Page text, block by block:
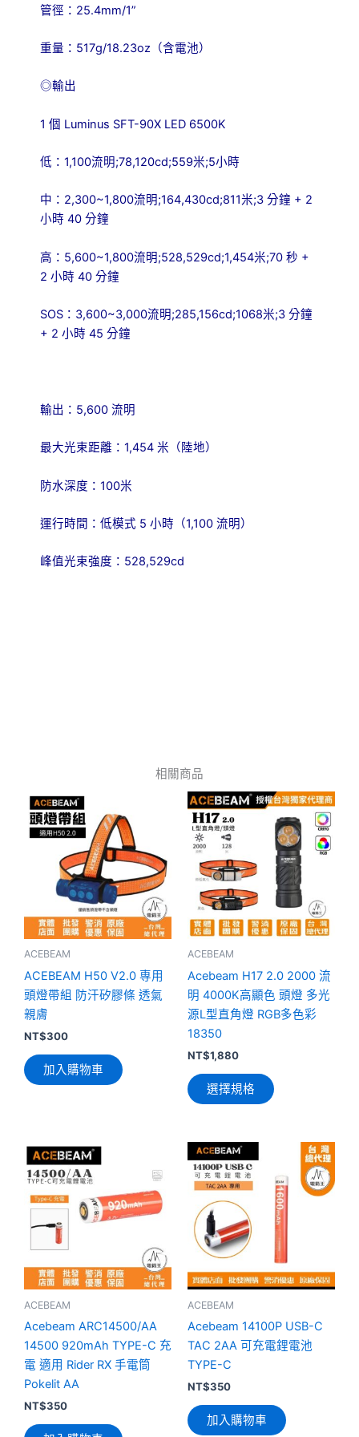
管徑： 25.4mm/1”
重量： 517g/18.23oz （含電池）
◎輸出
1 個 Luminus SFT-90X LED 6500K
低： 1,100流明;78,120cd;559米;5小時
中： 2,300~1,800流明;164,430cd;811米;3 分鐘 + 2
小時 40 分鐘
高： 5,600~1,800流明;528,529cd;1,454米;70 秒 +
2 小時 40 分鐘
SOS ： 3,600~3,000流明;285,156cd;1068米;3 分鐘
+ 2 小時 45 分鐘
輸出： 5,600 流明
最大光束距離： 1,454 米（陸地）
防水深度： 100米
運行時間：低模式 5 小時（1,100 流明）
峰值光束強度： 528,529cd
相關商品
ACEBEAM
ACEBEAM H50 V2.0 専用
頭燈帶組 防汗矽膠條 透氣
親膚
NT$300
加入購物車
ACEBEAM
Acebeam H17 2.0 2000 流
明 4000K高顯色 頭燈 多光
源L型直角燈 RGB多色彩
18350
NT$1,880
選擇規格
此
產
品
有
多
種
款
式。
在
產
品
擇
ACEBEAM
Acebeam ARC14500/AA
14500 920mAh TYPE-C 充
電 適用 Rider RX 手電筒
Pokelit AA
NT$350
ACEBEAM
Acebeam 14100P USB-C
TAC 2AA 可充電鋰電池
TYPE-C
NT$350
加入購物車